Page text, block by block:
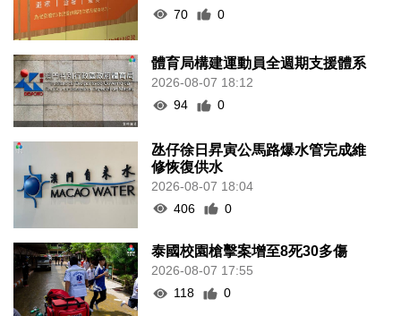
70
0
體育局構建運動員全週期支援體系
2026-08-07 18:12
94
0
氹仔徐日昇寅公馬路爆水管完成維
修恢復供水
2026-08-07 18:04
406
0
泰國校園槍擊案增至8死30多傷
2026-08-07 17:55
118
0